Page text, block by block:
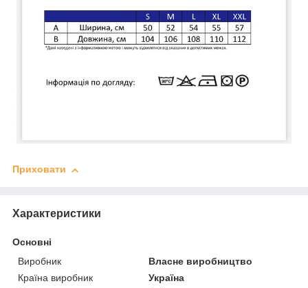
Приховати
Характеристики
Основні
Виробник
Власне виробництво
Країна виробник
Україна